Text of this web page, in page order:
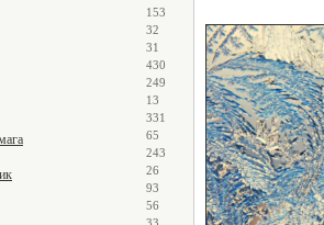
153
32
31
430
249
13
331
65
243
26
93
56